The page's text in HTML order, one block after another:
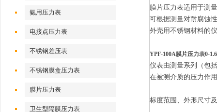
氨用压力表
电接点压力表
不锈钢差压表
不锈钢膜盒压力表
膜片压力表
卫生型隔膜压力表
膜片压力表适用于测
可根据测量对耐腐蚀
外壳用不锈钢材料的
YPF-100A膜片压力表0-
仪表由测量系列（包
在被测介质的压力作
标度范围、外形尺寸